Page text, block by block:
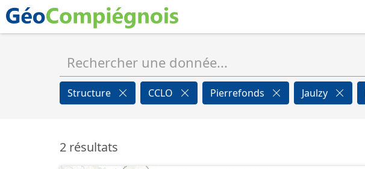
Structure CCLO Pierrefonds Jaulzy
2 résultats